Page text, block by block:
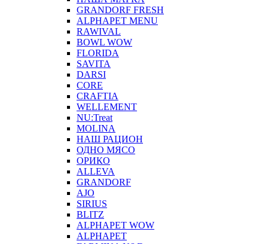
GRANDORF FRESH
ALPHAPET MENU
RAWIVAL
BOWL WOW
FLORIDA
SAVITA
DARSI
CORE
CRAFTIA
WELLEMENT
NU:Treat
MOLINA
НАШ РАЦИОН
ОДНО МЯСО
ОРИКО
ALLEVA
GRANDORF
AJO
SIRIUS
BLITZ
ALPHAPET WOW
ALPHAPET